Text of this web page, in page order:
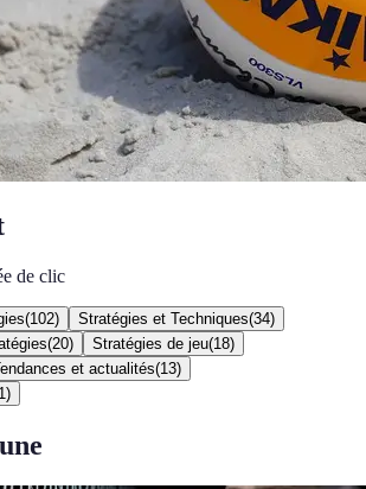
de clic
(102) Stratégies et Techniques(34)
(20) Stratégies de jeu(18)
et actualités(13)
)